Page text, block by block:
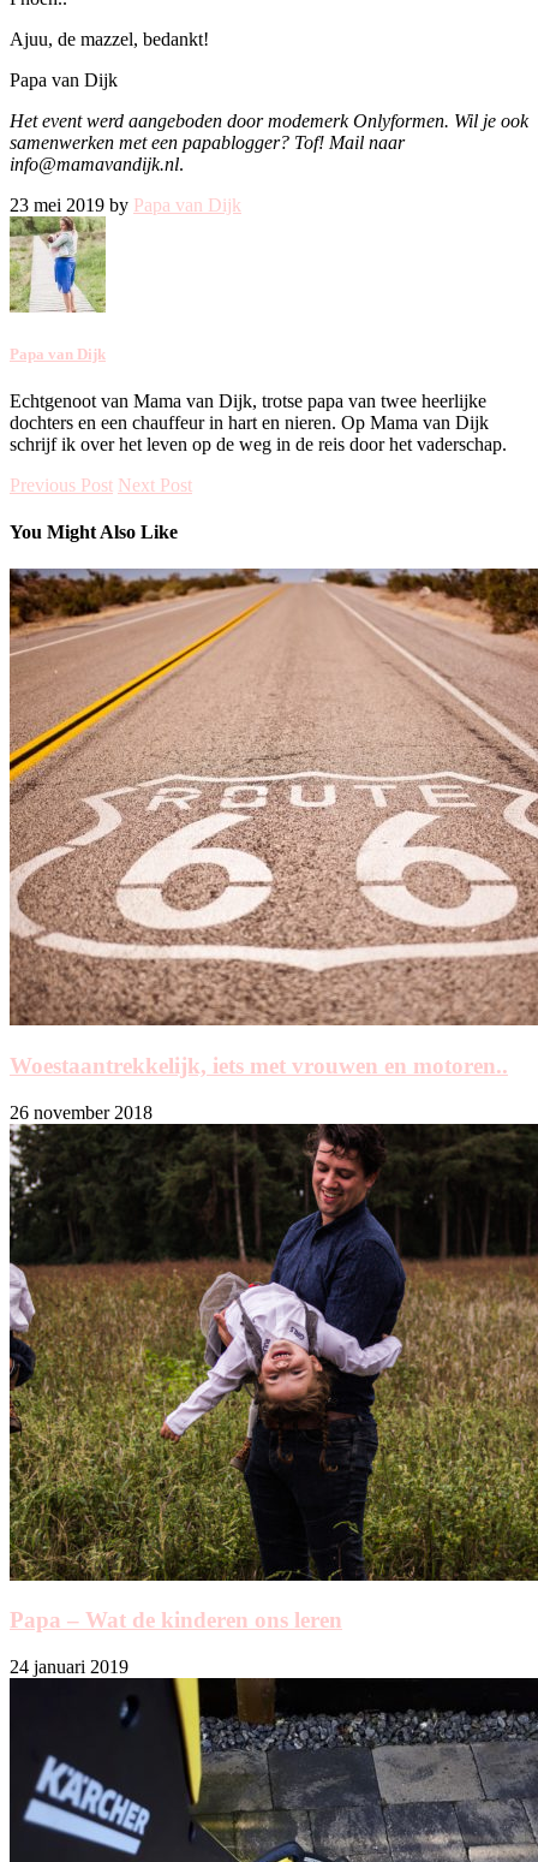
Ajuu, de mazzel, bedankt!
Papa van Dijk
Het event werd aangeboden door modemerk Onlyformen. Wil je ook
samenwerken met een papablogger? Tof! Mail naar
info@mamavandijk.nl.
23 mei 2019 by Papa van Dijk
Papa van Dijk
Echtgenoot van Mama van Dijk, trotse papa van twee heerlijke
dochters en een chauffeur in hart en nieren. Op Mama van Dijk
schrijf ik over het leven op de weg in de reis door het vaderschap.
Previous Post Next Post
You Might Also Like
Woestaantrekkelijk, iets met vrouwen en motoren..
26 november 2018
Papa – Wat de kinderen ons leren
24 januari 2019